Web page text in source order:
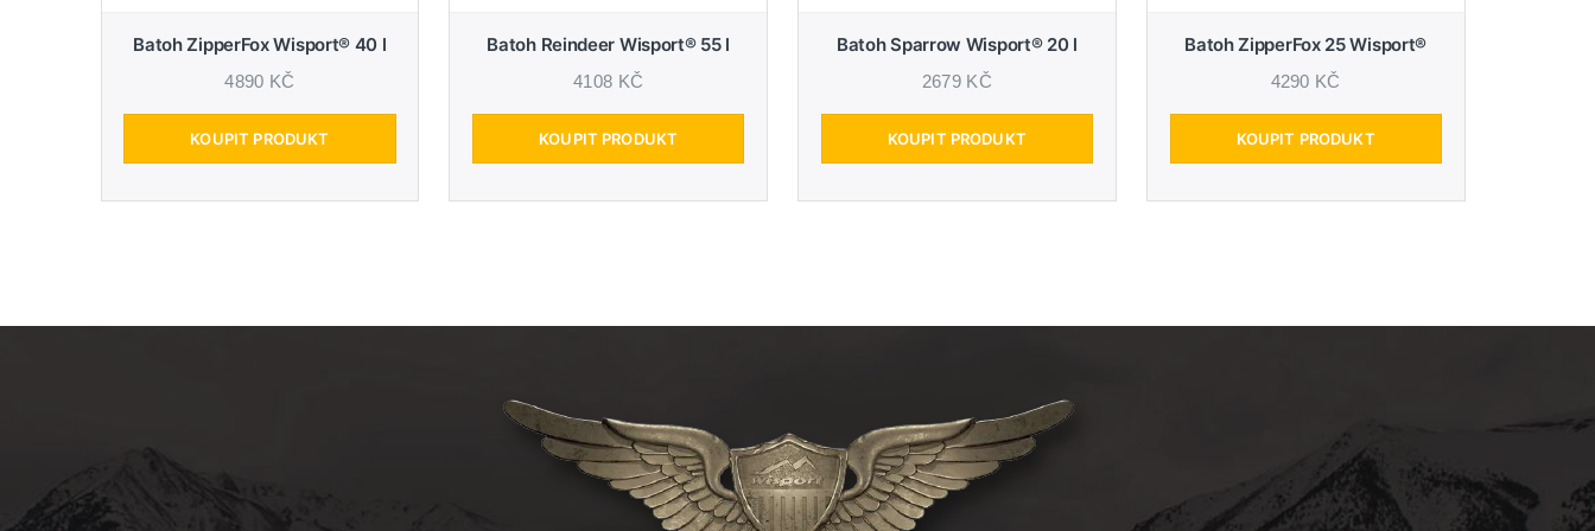
Batoh ZipperFox Wisport® 40 l
4890 KČ
KOUPIT PRODUKT
Batoh Reindeer Wisport® 55 l
4108 KČ
KOUPIT PRODUKT
Batoh Sparrow Wisport® 20 l
2679 KČ
KOUPIT PRODUKT
Batoh ZipperFox 25 Wisport®
4290 KČ
KOUPIT PRODUKT